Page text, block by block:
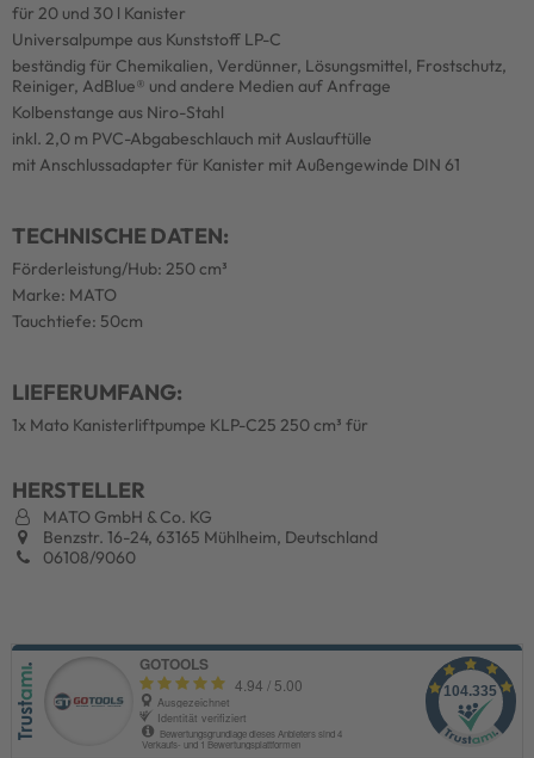
für 20 und 30 l Kanister
Universalpumpe aus Kunststoff LP-C
beständig für Chemikalien, Verdünner, Lösungsmittel, Frostschutz,
Reiniger, AdBlue® und andere Medien auf Anfrage
Kolbenstange aus Niro-Stahl
inkl. 2,0 m PVC-Abgabeschlauch mit Auslauftülle
mit Anschlussadapter für Kanister mit Außengewinde DIN 61
TECHNISCHE DATEN:
Förderleistung/Hub: 250 cm³
Marke: MATO
Tauchtiefe: 50cm
LIEFERUMFANG:
1x Mato Kanisterliftpumpe KLP-C25 250 cm³ für
HERSTELLER
MATO GmbH & Co. KG
Benzstr. 16-24, 63165 Mühlheim, Deutschland
06108/9060